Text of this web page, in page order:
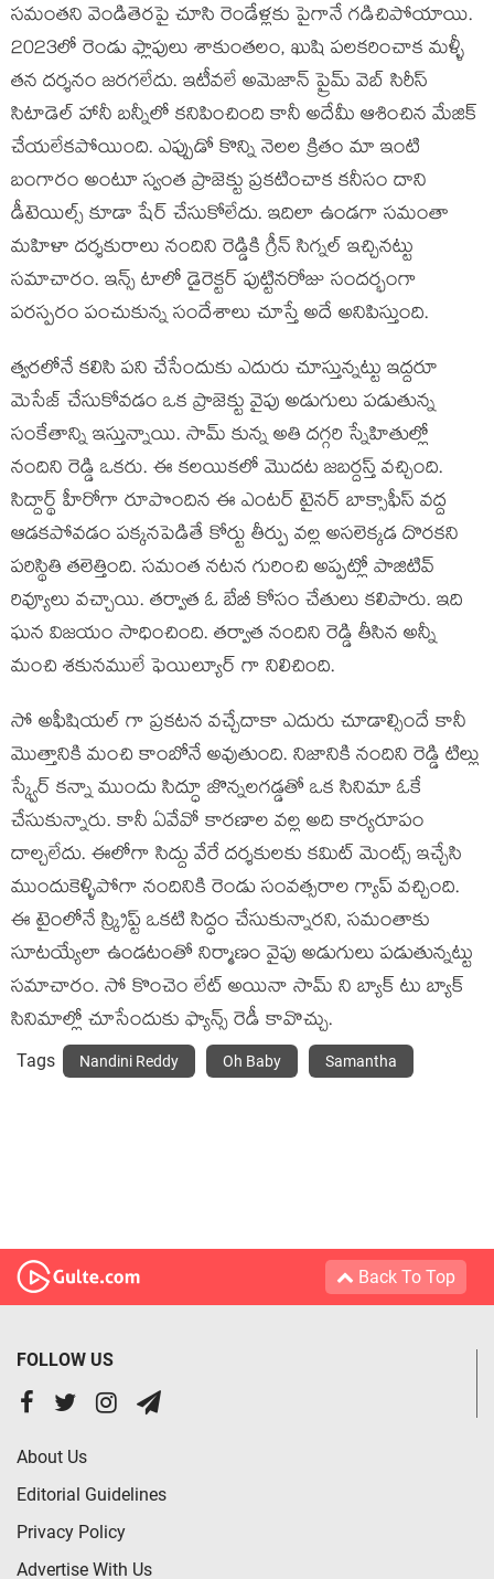
సమంతని వెండితెరపై చూసి రెండేళ్లకు పైగానే గడిచిపోయాయి.
2023లో రెండు ఫ్లాపులు శాకుంతలం, ఖుషి పలకరించాక మళ్ళీ
తన దర్శనం జరగలేదు. ఇటీవలే అమెజాన్ ప్రైమ్ వెబ్ సిరీస్
సిటాడెల్ హానీ బన్నీలో కనిపించింది కానీ అదేమీ ఆశించిన మేజిక్
చేయలేకపోయింది. ఎప్పుడో కొన్ని నెలల క్రితం మా ఇంటి
బంగారం అంటూ స్వంత ప్రాజెక్టు ప్రకటించాక కనీసం దాని
డీటెయిల్స్ కూడా షేర్ చేసుకోలేదు. ఇదిలా ఉండగా సమంతా
మహిళా దర్శకురాలు నందిని రెడ్డికి గ్రీన్ సిగ్నల్ ఇచ్చినట్టు
సమాచారం. ఇన్స్ టాలో డైరెక్టర్ పుట్టినరోజు సందర్భంగా
పరస్పరం పంచుకున్న సందేశాలు చూస్తే అదే అనిపిస్తుంది.
త్వరలోనే కలిసి పని చేసేందుకు ఎదురు చూస్తున్నట్టు ఇద్దరూ
మెసేజ్ చేసుకోవడం ఒక ప్రాజెక్టు వైపు అడుగులు పడుతున్న
సంకేతాన్ని ఇస్తున్నాయి. సామ్ కున్న అతి దగ్గరి స్నేహితుల్లో
నందిని రెడ్డి ఒకరు. ఈ కలయికలో మొదట జబర్దస్త్ వచ్చింది.
సిద్దార్థ్ హీరోగా రూపొందిన ఈ ఎంటర్ టైనర్ బాక్సాఫీస్ వద్ద
ఆడకపోవడం పక్కనపెడితే కోర్టు తీర్పు వల్ల అసలెక్కడ దొరకని
పరిస్థితి తలెత్తింది. సమంత నటన గురించి అప్పట్లో పాజిటివ్
రివ్యూలు వచ్చాయి. తర్వాత ఓ బేబీ కోసం చేతులు కలిపారు. ఇది
ఘన విజయం సాధించింది. తర్వాత నందిని రెడ్డి తీసిన అన్నీ
మంచి శకునములే ఫెయిల్యూర్ గా నిలిచింది.
సో అఫీషియల్ గా ప్రకటన వచ్చేదాకా ఎదురు చూడాల్సిందే కానీ
మొత్తానికి మంచి కాంబోనే అవుతుంది. నిజానికి నందిని రెడ్డి టిల్లు
స్క్వేర్ కన్నా ముందు సిద్ధూ జొన్నలగడ్డతో ఒక సినిమా ఓకే
చేసుకున్నారు. కానీ ఏవేవో కారణాల వల్ల అది కార్యరూపం
దాల్చలేదు. ఈలోగా సిద్దు వేరే దర్శకులకు కమిట్ మెంట్స్ ఇచ్చేసి
ముందుకెళ్ళిపోగా నందినికి రెండు సంవత్సరాల గ్యాప్ వచ్చింది.
ఈ టైంలోనే స్క్రిప్ట్ ఒకటి సిద్ధం చేసుకున్నారని, సమంతాకు
సూటయ్యేలా ఉండటంతో నిర్మాణం వైపు అడుగులు పడుతున్నట్టు
సమాచారం. సో కొంచెం లేట్ అయినా సామ్ ని బ్యాక్ టు బ్యాక్
సినిమాల్లో చూసేందుకు ఫ్యాన్స్ రెడీ కావొచ్చు.
Tags Nandini Reddy Oh Baby Samantha
Back To Top
FOLLOW US
About Us
Editorial Guidelines
Privacy Policy
Advertise With Us